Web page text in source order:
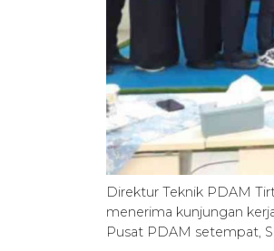
Direktur Teknik PDAM
menerima kunjungan
Pusat PDAM setempat,